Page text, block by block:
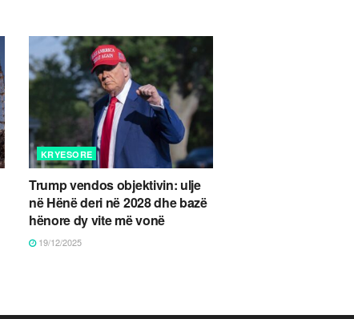
KRYESORE
Trump vendos objektivin: ulje
në Hënë deri në 2028 dhe bazë
hënore dy vite më vonë
19/12/2025